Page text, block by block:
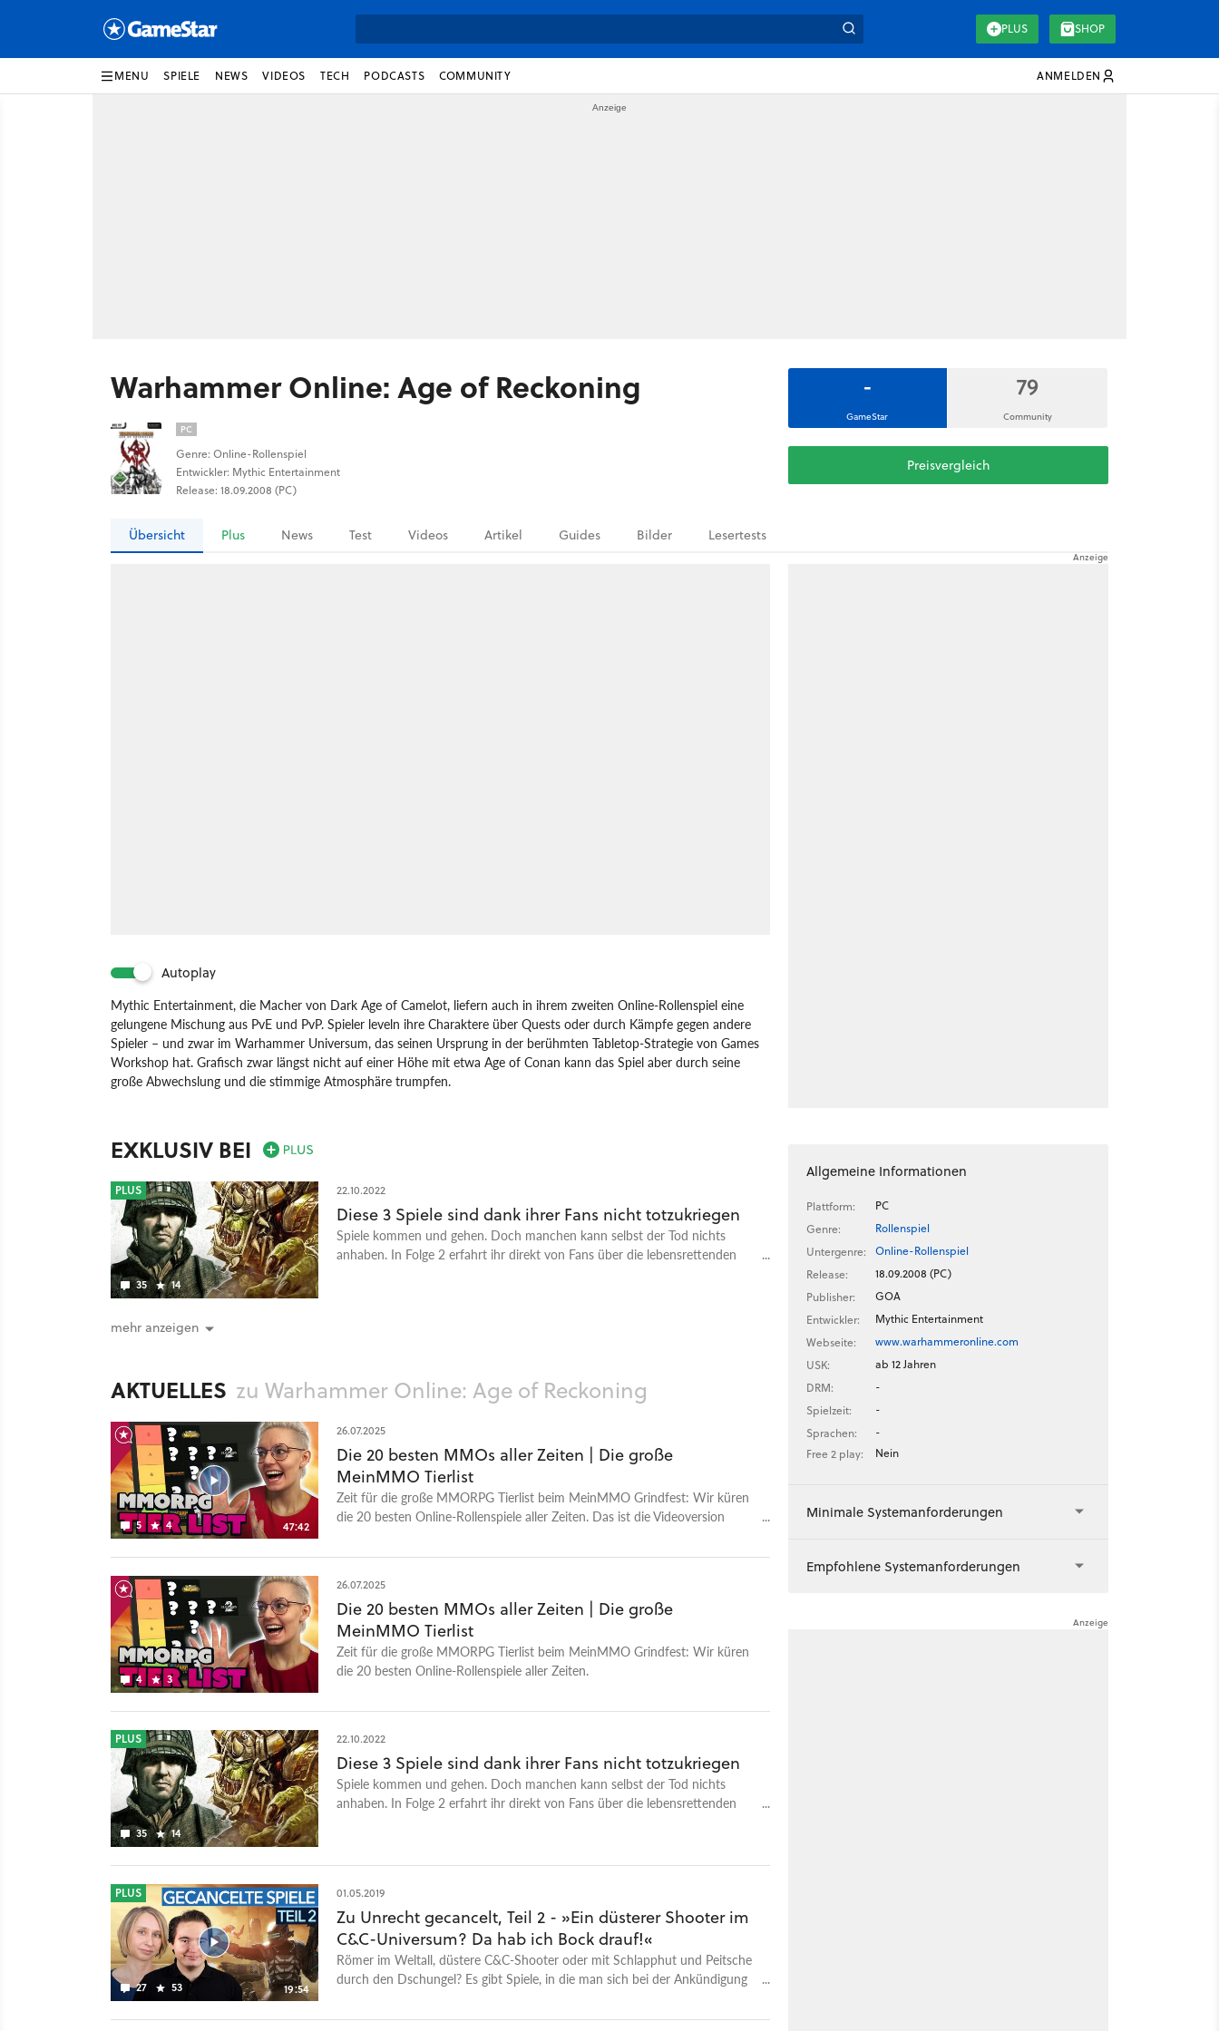
PLUS SHOP
MENU SPIELE NEWS VIDEOS TECH PODCASTS COMMUNITY ANMELDEN
Warhammer Online: Age of Reckoning
PC
Genre: Online-Rollenspiel
Entwickler: Mythic Entertainment
Release: 18.09.2008 (PC)
-
GameStar
79
Community
Preisvergleich
Übersicht Plus News Test Videos Artikel Guides Bilder Lesertests
Autoplay
Mythic Entertainment, die Macher von Dark Age of Camelot, liefern auch in ihrem zweiten Online-Rollenspiel eine
gelungene Mischung aus PvE und PvP. Spieler leveln ihre Charaktere über Quests oder durch Kämpfe gegen andere
Spieler – und zwar im Warhammer Universum, das seinen Ursprung in der berühmten Tabletop-Strategie von Games
Workshop hat. Grafisch zwar längst nicht auf einer Höhe mit etwa Age of Conan kann das Spiel aber durch seine
große Abwechslung und die stimmige Atmosphäre trumpfen.
EXKLUSIV BEI
35 14
PLUS 22.10.2022
Diese 3 Spiele sind dank ihrer Fans nicht totzukriegen
Spiele kommen und gehen. Doch manchen kann selbst der Tod nichts
anhaben. In Folge 2 erfahrt ihr direkt von Fans über die lebensrettenden
mehr anzeigen
AKTUELLES zu Warhammer Online: Age of Reckoning
5 4 47:42
26.07.2025
Die 20 besten MMOs aller Zeiten | Die große
MeinMMO Tierlist
Zeit für die große MMORPG Tierlist beim MeinMMO Grindfest: Wir küren
die 20 besten Online-Rollenspiele aller Zeiten. Das ist die Videoversion
Folgen des GameStar Podcasts - GameStar Podcast bei Apple Podcasts -
Mehr Videotalks findet ihr auf bei GameStar Talk - auch auf Youtube. Was
ist GameStar Talk? GameStar Talk ist sozusagen die Videofassung des
GameStar Podcasts und ein gemeinsames Angebot von GameStar,
GamePro und MeinMMO. Wir wollen euch mit jedem Gespräch, mit jedem
Video unterhalten und zugleich etwas Neues bieten: Neue Perspektiven,
entwickeln und spielen, sowie neue Seiten unserer Teammitglieder. Falls ihr
4 3
26.07.2025
Die 20 besten MMOs aller Zeiten | Die große
MeinMMO Tierlist
Zeit für die große MMORPG Tierlist beim MeinMMO Grindfest: Wir küren
die 20 besten Online-Rollenspiele aller Zeiten.
35 14
PLUS 22.10.2022
Diese 3 Spiele sind dank ihrer Fans nicht totzukriegen
Spiele kommen und gehen. Doch manchen kann selbst der Tod nichts
anhaben. In Folge 2 erfahrt ihr direkt von Fans über die lebensrettenden
27 53 19:54
PLUS 01.05.2019
Zu Unrecht gecancelt, Teil 2 - »Ein düsterer Shooter im
C&C-Universum? Da hab ich Bock drauf!«
Römer im Weltall, düstere C&C-Shooter oder mit Schlapphut und Peitsche
durch den Dschungel? Es gibt Spiele, in die man sich bei der Ankündigung
eines Tages kommt die Hiobsbotschaft: die Entwicklung wurde
Allgemeine Informationen
Plattform:
PC
Genre:
Rollenspiel
Untergenre:
Online-Rollenspiel
Release:
18.09.2008 (PC)
Publisher:
GOA
Entwickler:
Mythic Entertainment
Webseite:
www.warhammeronline.com
USK:
ab 12 Jahren
DRM:
-
Spielzeit:
-
Sprachen:
-
Free 2 play:
Nein
Minimale Systemanforderungen
Empfohlene Systemanforderungen